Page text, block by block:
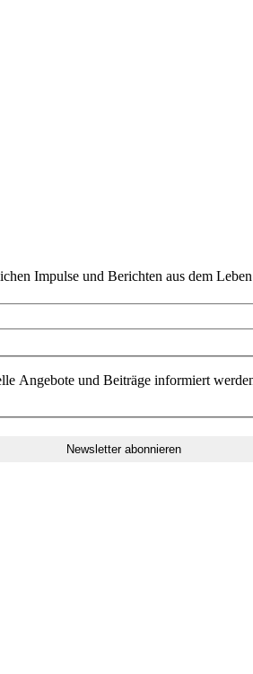
Impulse und Berichten aus dem
Angebote und Beiträge informiert